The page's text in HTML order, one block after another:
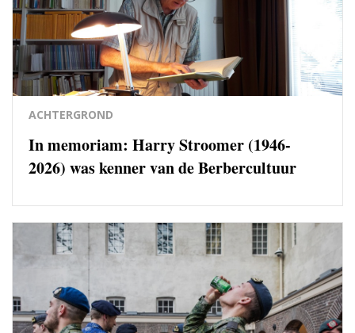
ACHTERGROND
In memoriam: Harry Stroomer (1946-
2026) was kenner van de Berbercultuur